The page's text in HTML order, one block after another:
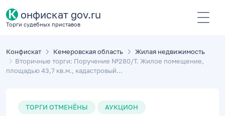
К онфискат gov.ru
Торги судебных приставов
Конфискат Кемеровская область
Жилая недвижимость
Вторичные торги: Поручение №280/Т. Жилое помещение,
площадью 43,7 кв.м., кадастровый...
ТОРГИ ОТМЕНЁНЫ АУКЦИОН